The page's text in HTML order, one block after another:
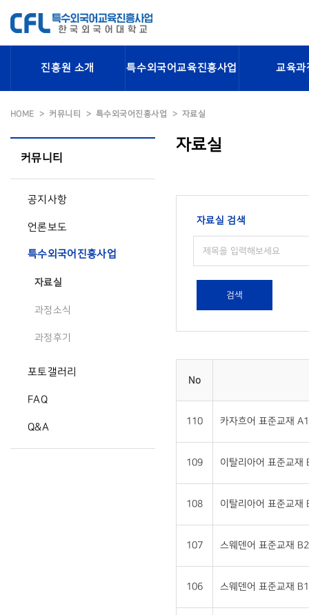
진흥원 소개 특수외국어교육진흥사업 교육과
HOME 커뮤니티 특수외국어진흥사업 자료실
커뮤니티
공지사항
언론보도
특수외국어진흥사업
자료실
과정소식
과정후기
포토갤러리
FAQ
Q&A
자료실
자료실 검색
검색
No
110 카자흐어 표준교재
109 이탈리아어 표준교재
108 이탈리아어 표준교재
107 스웨덴어 표준교재
106 스웨덴어 표준교재